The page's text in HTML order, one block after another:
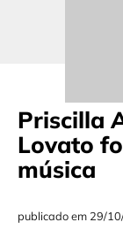
Priscilla
Lovato
música
publicado em 29/